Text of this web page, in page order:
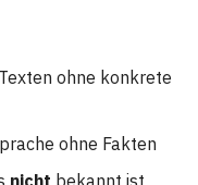
ohne konkrete
ohne Fakten